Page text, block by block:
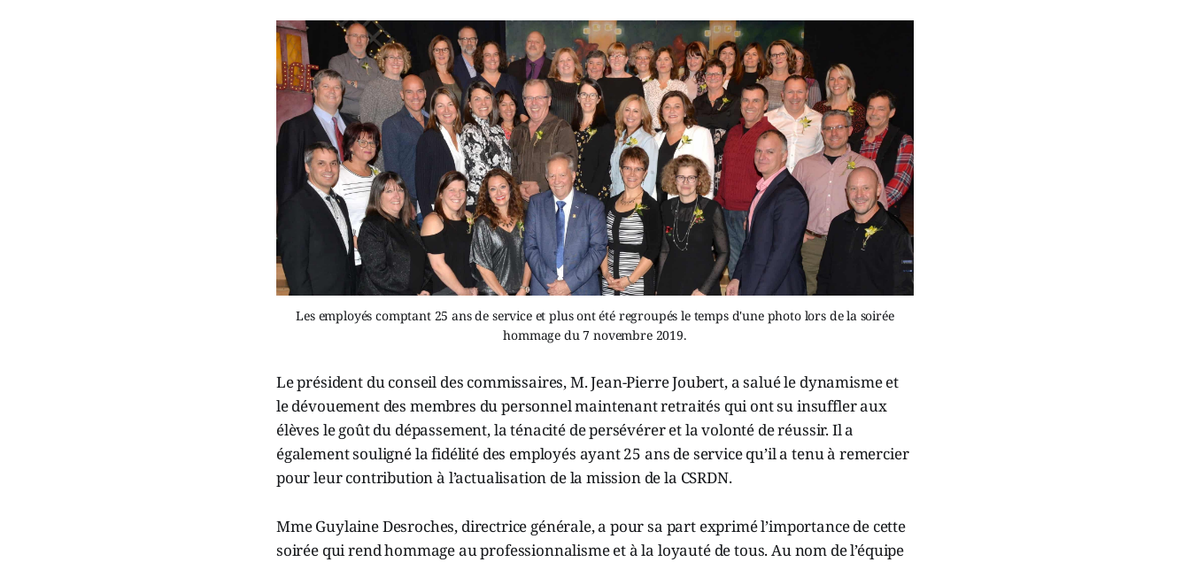
Les employés comptant 25 ans de service et plus ont été regroupés le temps d'une photo lors de la soirée
hommage du 7 novembre 2019.
Le président du conseil des commissaires, M. Jean-Pierre Joubert, a salué le dynamisme et
le dévouement des membres du personnel maintenant retraités qui ont su insuffler aux
élèves le goût du dépassement, la ténacité de persévérer et la volonté de réussir. Il a
également souligné la fidélité des employés ayant 25 ans de service qu’il a tenu à remercier
pour leur contribution à l’actualisation de la mission de la CSRDN.
Mme Guylaine Desroches, directrice générale, a pour sa part exprimé l’importance de cette
soirée qui rend hommage au professionnalisme et à la loyauté de tous. Au nom de l’équipe